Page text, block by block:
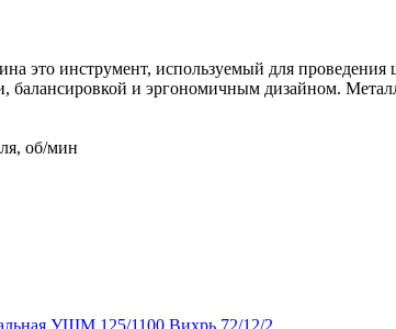
это инструмент, используемый для проведения
балансировкой и эргономичным дизайном.
об/мин